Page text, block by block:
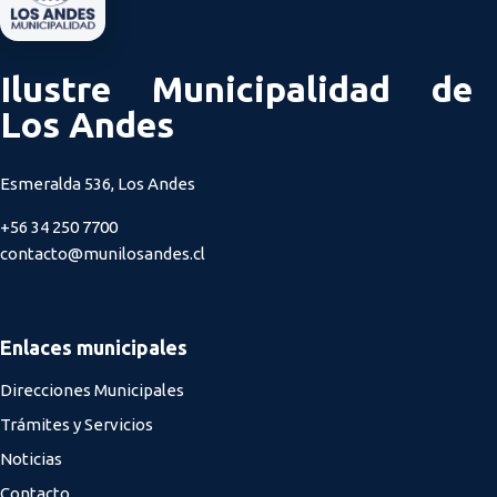
Ilustre Municipalidad de
Los Andes
Esmeralda 536, Los Andes
+56 34 250 7700
contacto@munilosandes.cl
Enlaces municipales
Direcciones Municipales
Trámites y Servicios
Noticias
Contacto